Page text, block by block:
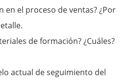
el proceso de ventas? ¿Por
de formación? ¿Cuáles?
actual de seguimiento del